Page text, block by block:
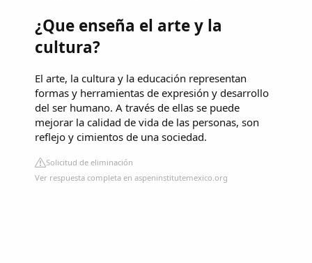
¿Que enseña el arte y la
cultura?
El arte, la cultura y la educación representan
formas y herramientas de expresión y desarrollo
del ser humano. A través de ellas se puede
mejorar la calidad de vida de las personas, son
reflejo y cimientos de una sociedad.
Solicitud de eliminación
Ver respuesta completa en aspeninstitutemexico.org